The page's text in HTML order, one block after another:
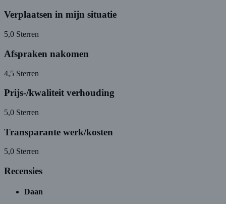
Verplaatsen in mijn situatie
5,0 Sterren
Afspraken nakomen
4,5 Sterren
Prijs-/kwaliteit verhouding
5,0 Sterren
Transparante werk/kosten
5,0 Sterren
Recensies
Daan